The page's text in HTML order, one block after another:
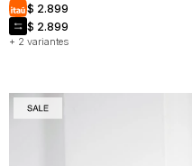
+ 2 variantes
$ 2.899
$ 2.899